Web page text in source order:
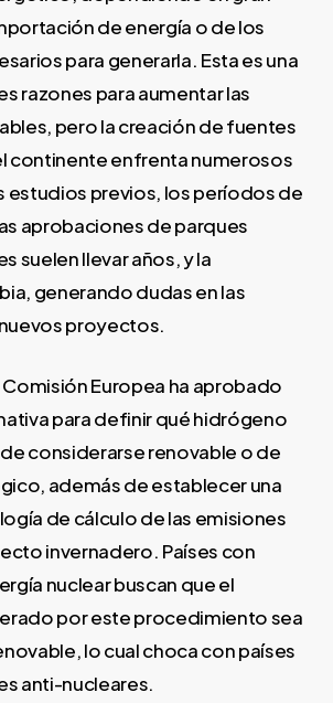
de energía o de los
para generarla. Esta es una
razones para aumentar las
pero la creación de fuentes
continente enfrenta numerosos
estudios previos, los períodos de
aprobaciones de parques
suelen llevar años, y la
generando dudas en las
proyectos.
Europea ha aprobado
para definir qué hidrógeno
considerarse renovable o de
además de establecer una
de cálculo de las emisiones
invernadero. Países con
nuclear buscan que el
por este procedimiento sea
lo cual choca con países
anti-nucleares.